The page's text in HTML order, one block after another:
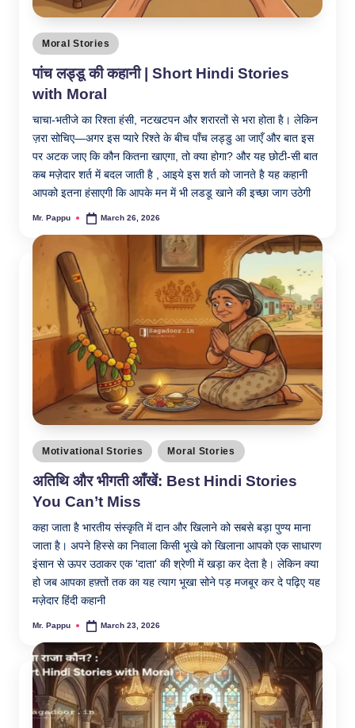
Posted
in
Moral Stories
पांच लड्डू की कहानी | Short Hindi Stories
with Moral
चाचा-भतीजे का रिश्ता हंसी, नटखटपन और शरारतों से भरा होता है। लेकिन
ज़रा सोचिए—अगर इस प्यारे रिश्ते के बीच पाँच लड्डु आ जाएँ और बात इस
पर अटक जाए कि कौन कितना खाएगा, तो क्या होगा? और यह छोटी-सी बात
कब मज़ेदार शर्त में बदल जाती है , आइये इस शर्त को जानते है यह कहानी
आपको इतना हंसाएगी कि आपके मन में भी लडडू खाने की इच्छा जाग उठेगी
Posted
Mr. Pappu March 26, 2026
Posted
in
Motivational Stories Moral Stories
अतिथि और भीगती आँखें: Best Hindi Stories
You Can’t Miss
कहा जाता है भारतीय संस्कृति में दान और खिलाने को सबसे बड़ा पुण्य माना
जाता है। अपने हिस्से का निवाला किसी भूखे को खिलाना आपको एक साधारण
इंसान से ऊपर उठाकर एक 'दाता' की श्रेणी में खड़ा कर देता है। लेकिन क्या
हो जब आपका हफ़्तों तक का यह त्याग भूखा सोने पड़ मजबूर कर दे पढ़िए यह
मज़ेदार हिंदी कहानी
Posted
Mr. Pappu March 23, 2026